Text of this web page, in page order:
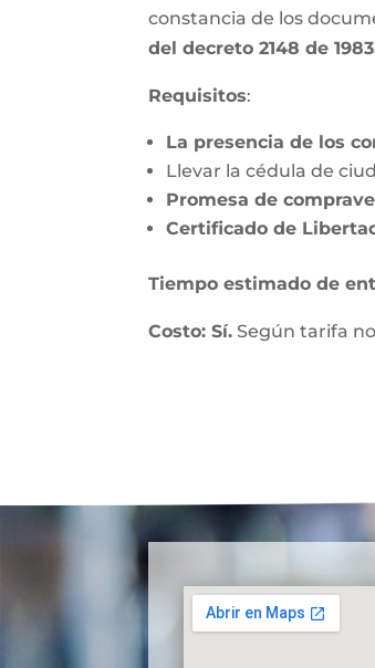
constancia de los
del decreto 2148 de
Requisitos:
La presencia de los
Llevar la cédula de
Promesa de
Certificado de
Tiempo estimado de
Costo: Sí. Según tarifa